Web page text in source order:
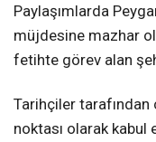
Paylaşımlarda
müjdesine mazhar
fetihte görev alan
Tarihçiler tarafından
noktası olarak kabul